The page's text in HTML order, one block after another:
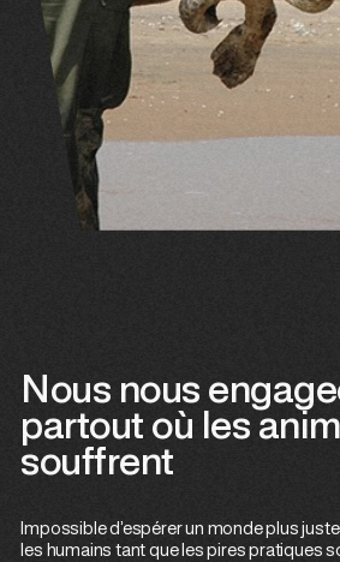
Nous nous
partout où les
souffrent
Impossible d’espérer un monde plus
les humains tant que les pires pratiques